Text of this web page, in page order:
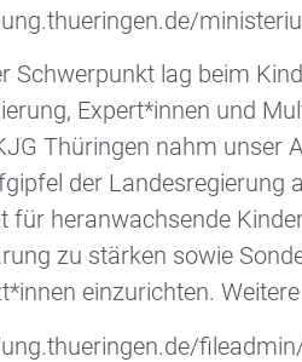
Schwerpunkt lag beim
Expert*innen und
Thüringen nahm unser
der Landesregierung
für heranwachsende
zu stärken sowie
einzurichten.